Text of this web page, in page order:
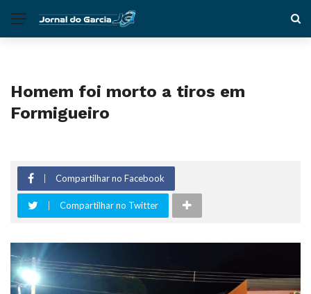
Homem foi morto a tiros em
Formigueiro
Compartilhar no Facebook
Compartilhar no Twitter